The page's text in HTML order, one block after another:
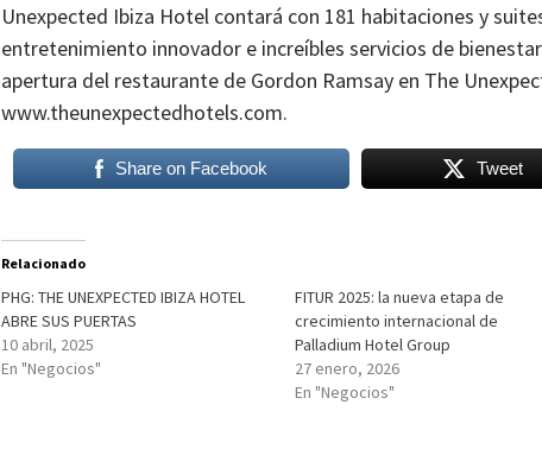
Unexpected Ibiza Hotel contará con 181 habitaciones y
entretenimiento innovador e increíbles servicios de
apertura del restaurante de Gordon Ramsay en The
www.theunexpectedhotels.com.
Share on Facebook Tweet
Relacionado
PHG: THE UNEXPECTED IBIZA HOTEL
ABRE SUS PUERTAS
10 abril, 2025
En "Negocios"
FITUR 2025: la nueva etapa de
crecimiento internacional de
Palladium Hotel Group
27 enero, 2026
En "Negocios"